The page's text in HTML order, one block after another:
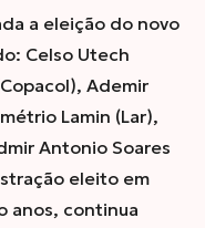
a eleição do novo
Celso Utech
Ademir
Lamin (Lar),
Antonio Soares
eleito em
anos, continua